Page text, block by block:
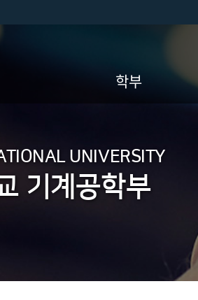
학부
졸업소요학점 / 교양과목 이수
영역
교과과정
전공소개 및 전공배정 / 이수
UNIVERSITY
기계공학부